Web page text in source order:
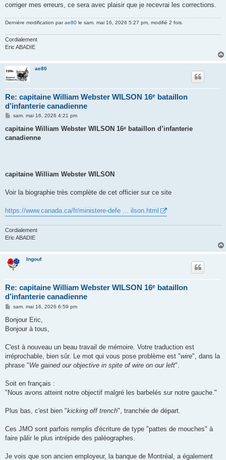
corriger mes erreurs, ce sera avec plaisir que je recevrai les corrections.
Dernière modification parae80 le sam. mai 16, 2026 5:27 pm, modifié 2 fois.
Cordialement
Eric ABADIE
ae80
Re: capitaine William Webster WILSON 16ᵉ bataillon
d’infanterie canadienne
M
s
s
a
sam. mai 16, 2026 4:21 pm
capitaine William Webster WILSON 16ᵉ bataillon d’infanterie
canadienne
capitaine William Webster WILSON
Voir la biographie très complète de cet officier sur ce site
https://www.canada.ca/fr/ministere-defe ... ilson.html
Cordialement
Eric ABADIE
Ingouf
Re: capitaine William Webster WILSON 16ᵉ bataillon
d’infanterie canadienne
M
s
a
sam. mai 16, 2026 6:59 pm
Bonjour Eric,
Bonjour à tous,
C'est à nouveau un beau travail de mémoire. Votre traduction est
irréprochable, bien sûr. Le mot qui vous pose problème est "wire", dans la
phrase "We gained our objective in spite of wire on our left".
Soit en français :
"Nous avons atteint notre objectif malgré les barbelés sur notre gauche."
Plus bas, c'est bien "kicking off trench", tranchée de départ.
Ces JMO sont parfois remplis d'écriture de type "pattes de mouches" à
faire pâlir le plus intrépide des paléographes.
Je vois que son ancien employeur, la banque de Montréal, a également